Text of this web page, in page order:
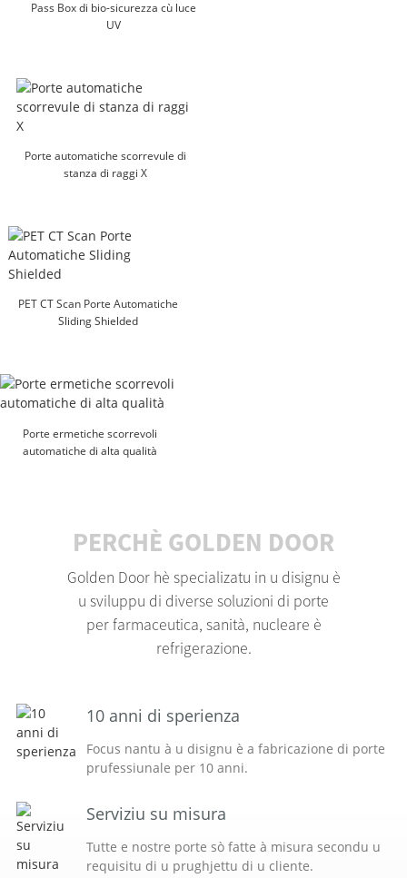
Pass Box di bio-sicurezza cù luce
UV
Porte automatiche scorrevule di
stanza di raggi X
PET CT Scan Porte Automatiche
Sliding Shielded
Porte ermetiche scorrevoli
automatiche di alta qualità
PERCHÈ GOLDEN DOOR
Golden Door hè specializatu in u disignu è
u sviluppu di diverse soluzioni di porte
per farmaceutica, sanità, nucleare è
refrigerazione.
10 anni di sperienza
Focus nantu à u disignu è a fabricazione di porte
prufessiunale per 10 anni.
Serviziu su misura
Tutte e nostre porte sò fatte à misura secondu u
requisitu di u prughjettu di u cliente.